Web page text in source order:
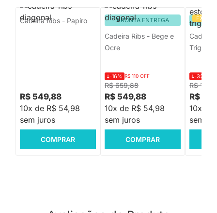
Cadeira Ribs - Papiro
R$ 549,88
10x de R$ 54,98
sem juros
COMPRAR
PRONTA ENTREGA
Cadeira Ribs - Bege e
Ocre
R$ 659,88
-16% R$ 110 OFF
R$ 549,88
10x de R$ 54,98
sem juros
COMPRAR
Cadeira
Trigo
R$
-32%
R$
10x de
sem